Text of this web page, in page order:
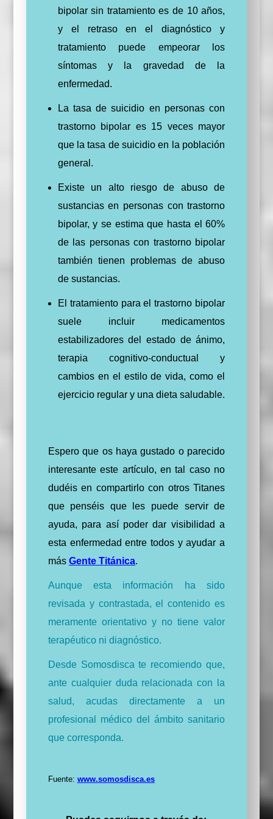
bipolar sin tratamiento es de 10 años,
y el retraso en el diagnóstico y
tratamiento puede empeorar los
síntomas y la gravedad de la
enfermedad.
La tasa de suicidio en personas con
trastorno bipolar es 15 veces mayor
que la tasa de suicidio en la población
general.
Existe un alto riesgo de abuso de
sustancias en personas con trastorno
bipolar, y se estima que hasta el 60%
de las personas con trastorno bipolar
también tienen problemas de abuso
de sustancias.
El tratamiento para el trastorno bipolar
suele incluir medicamentos
estabilizadores del estado de ánimo,
terapia cognitivo-conductual y
cambios en el estilo de vida, como el
ejercicio regular y una dieta saludable.
Espero que os haya gustado o parecido
interesante este artículo, en tal caso no
dudéis en compartirlo con otros Titanes
que penséis que les puede servir de
ayuda, para así poder dar visibilidad a
esta enfermedad entre todos y ayudar a
más Gente Titánica.
Aunque esta información ha sido
revisada y contrastada, el contenido es
meramente orientativo y no tiene valor
terapéutico ni diagnóstico.
Desde Somosdisca te recomiendo que,
ante cualquier duda relacionada con la
salud, acudas directamente a un
profesional médico del ámbito sanitario
que corresponda.
Fuente: www.somosdisca.es